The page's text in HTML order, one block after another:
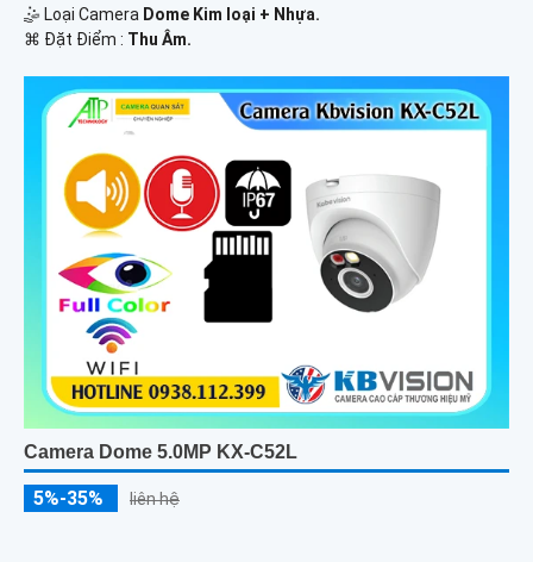
🤹 Loại Camera Dome Kim loại + Nhựa.
️⌘ Đặt Điểm : Thu Âm.
Camera Dome 5.0MP KX-C52L
5%-35% liên hệ